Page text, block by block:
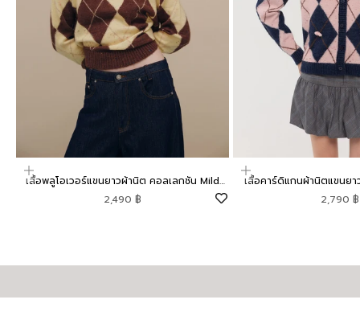
เลือกตัวเลือก
เสื้อพลูโอเวอร์แขนยาวผ้านิต คอลเลกชัน Mild
Moment
ราคาโปรโมชัน
2,490 ฿
เลือกตัวเลือก
เสื้อคาร์ดิแกนผ้านิตแขนย
Moment
ราคาโป
2,790 ฿